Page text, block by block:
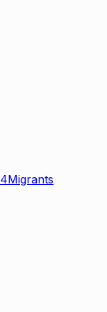
4Migrants